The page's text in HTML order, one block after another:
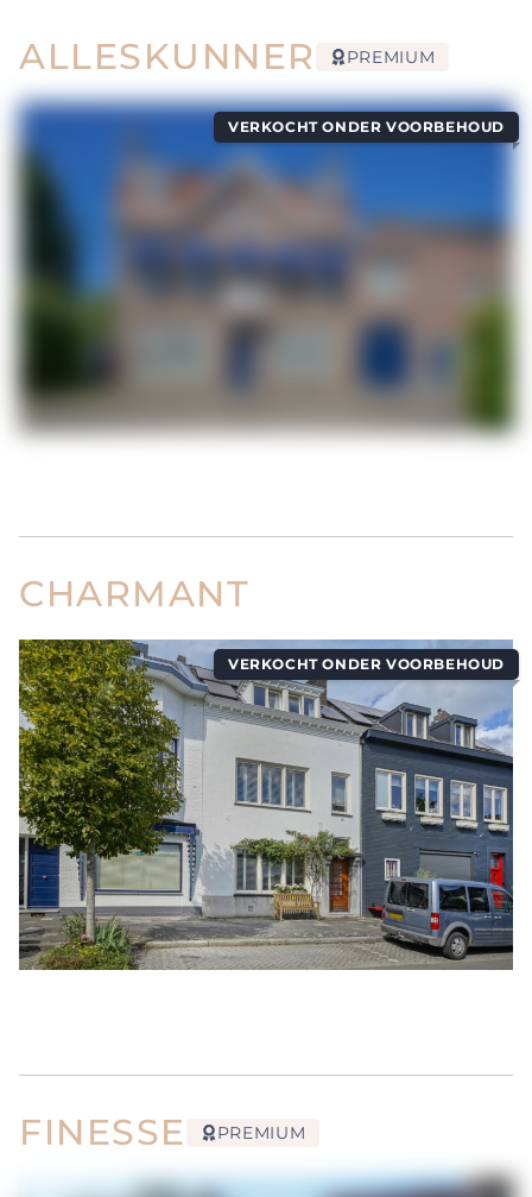
ALLESKUNNER PREMIUM
VERKOCHT ONDER VOORBEHOUD
CHARMANT
VERKOCHT ONDER VOORBEHOUD
FINESSE PREMIUM